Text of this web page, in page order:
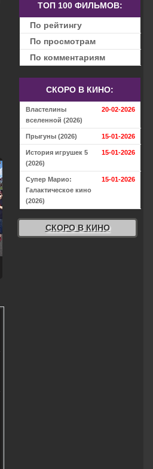
ТОП 100 ФИЛЬМОВ:
По рейтингу
По просмотрам
По комментариям
СКОРО В КИНО:
Властелины
вселенной (2026)
20-02-2026
Прыгуны (2026) 15-01-2026
История игрушек 5
(2026)
15-01-2026
Супер Марио:
Галактическое кино
(2026)
15-01-2026
СКОРО В КИНО